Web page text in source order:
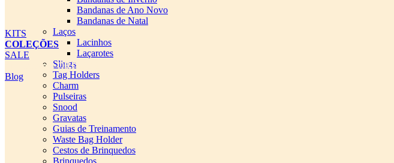
KITS
COLEÇÕES
SALE
cadastro pet QRCODE
Blog
Bandanas de Ano Novo
Bandanas de Natal
Laços
Lacinhos
Laçarotes
Slings
Tag Holders
Charm
Pulseiras
Snood
Gravatas
Guias de Treinamento
Waste Bag Holder
Cestos de Brinquedos
Brinquedos